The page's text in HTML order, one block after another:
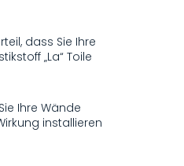
dass Sie Ihre
„La“ Toile
Ihre Wände
installieren